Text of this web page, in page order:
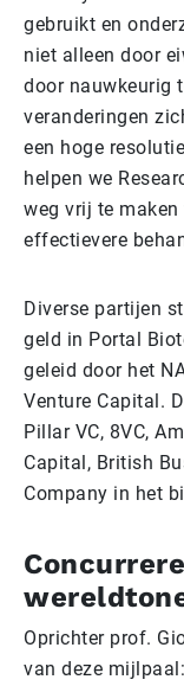
gebruikt en
niet alleen door
door nauwkeurig
veranderingen
een hoge
helpen we
weg vrij te
effectievere
Diverse partijen
geld in Portal
geleid door het
Venture Capital.
Pillar VC, 8VC,
Capital, British
Company in het
Oprichter prof.
van deze